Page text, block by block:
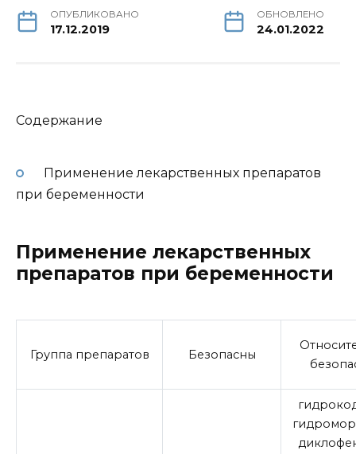
ОПУБЛИКОВАНО
17.12.2019
ОБНОВЛЕНО
24.01.2022
Содержание
Применение лекарственных препаратов
при беременности
Применение лекарственных
препаратов при беременности
Группа препаратов Безопасны